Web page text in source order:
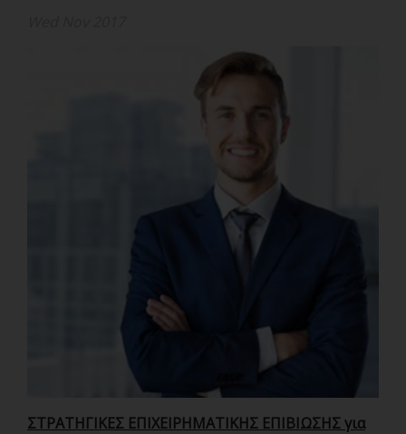
ΣΤΡΑΤΗΓΙΚΕΣ ΕΠΙΧΕΙΡΗΜΑΤΙΚΗΣ ΕΠΙΒΙΩΣΗΣ για